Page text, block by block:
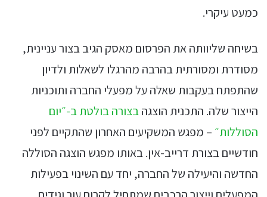
כמעט עיקרי.
בשיחה שליוותה את הפרסום מאסק הגיב בצור עניינית,
מסודרת ומסורתית בהרבה מהרגלו לשאלות ולדיון
שהתפתח בעקבות שאלה על מפעלי החברה ותוכניות
הייצור שלה. התכנית הוצגהבצורה בולטת ב-״יום
הסוללות״ – מפגש המשקיעים האחרון שהתקיים לפני
חודשיים בצורת דרייב-אין. באותו מפגש הוצגה הסוללה
החדשה והיעילה של החברה, יחד עם השינוי בפעילות